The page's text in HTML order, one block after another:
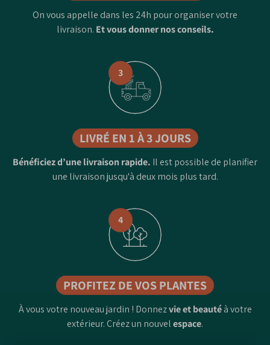
On vous appelle dans les 24h pour organiser votre
livraison. Et vous donner nos conseils.
3
LIVRÉ EN 1 À 3 JOURS
Bénéficiez d’une livraison rapide. Il est possible de planifier
une livraison jusqu'à deux mois plus tard.
4
PROFITEZ DE VOS PLANTES
À vous votre nouveau jardin ! Donnezvie et beautéà votre
extérieur. Créez un nouvelespace.